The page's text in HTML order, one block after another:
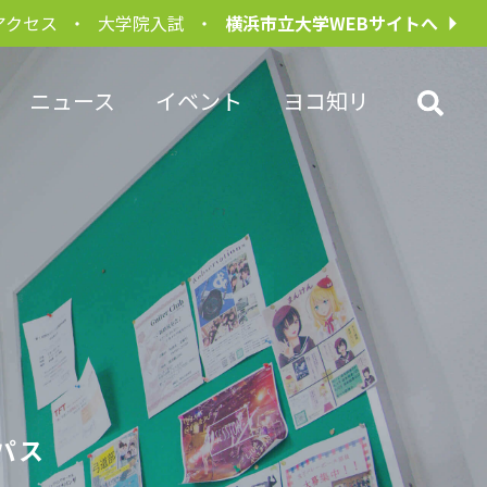
クセス 大学院入試 横浜市立大学WEBサイトへ
ニュース イベント ヨコ知リ
ス